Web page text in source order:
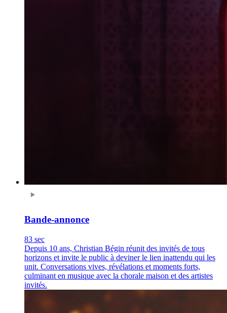
Bande-annonce
83 sec
Depuis 10 ans, Christian Bégin réunit des invités de tous
horizons et invite le public à deviner le lien inattendu qui les
unit. Conversations vives, révélations et moments forts,
culminant en musique avec la chorale maison et des artistes
invités.